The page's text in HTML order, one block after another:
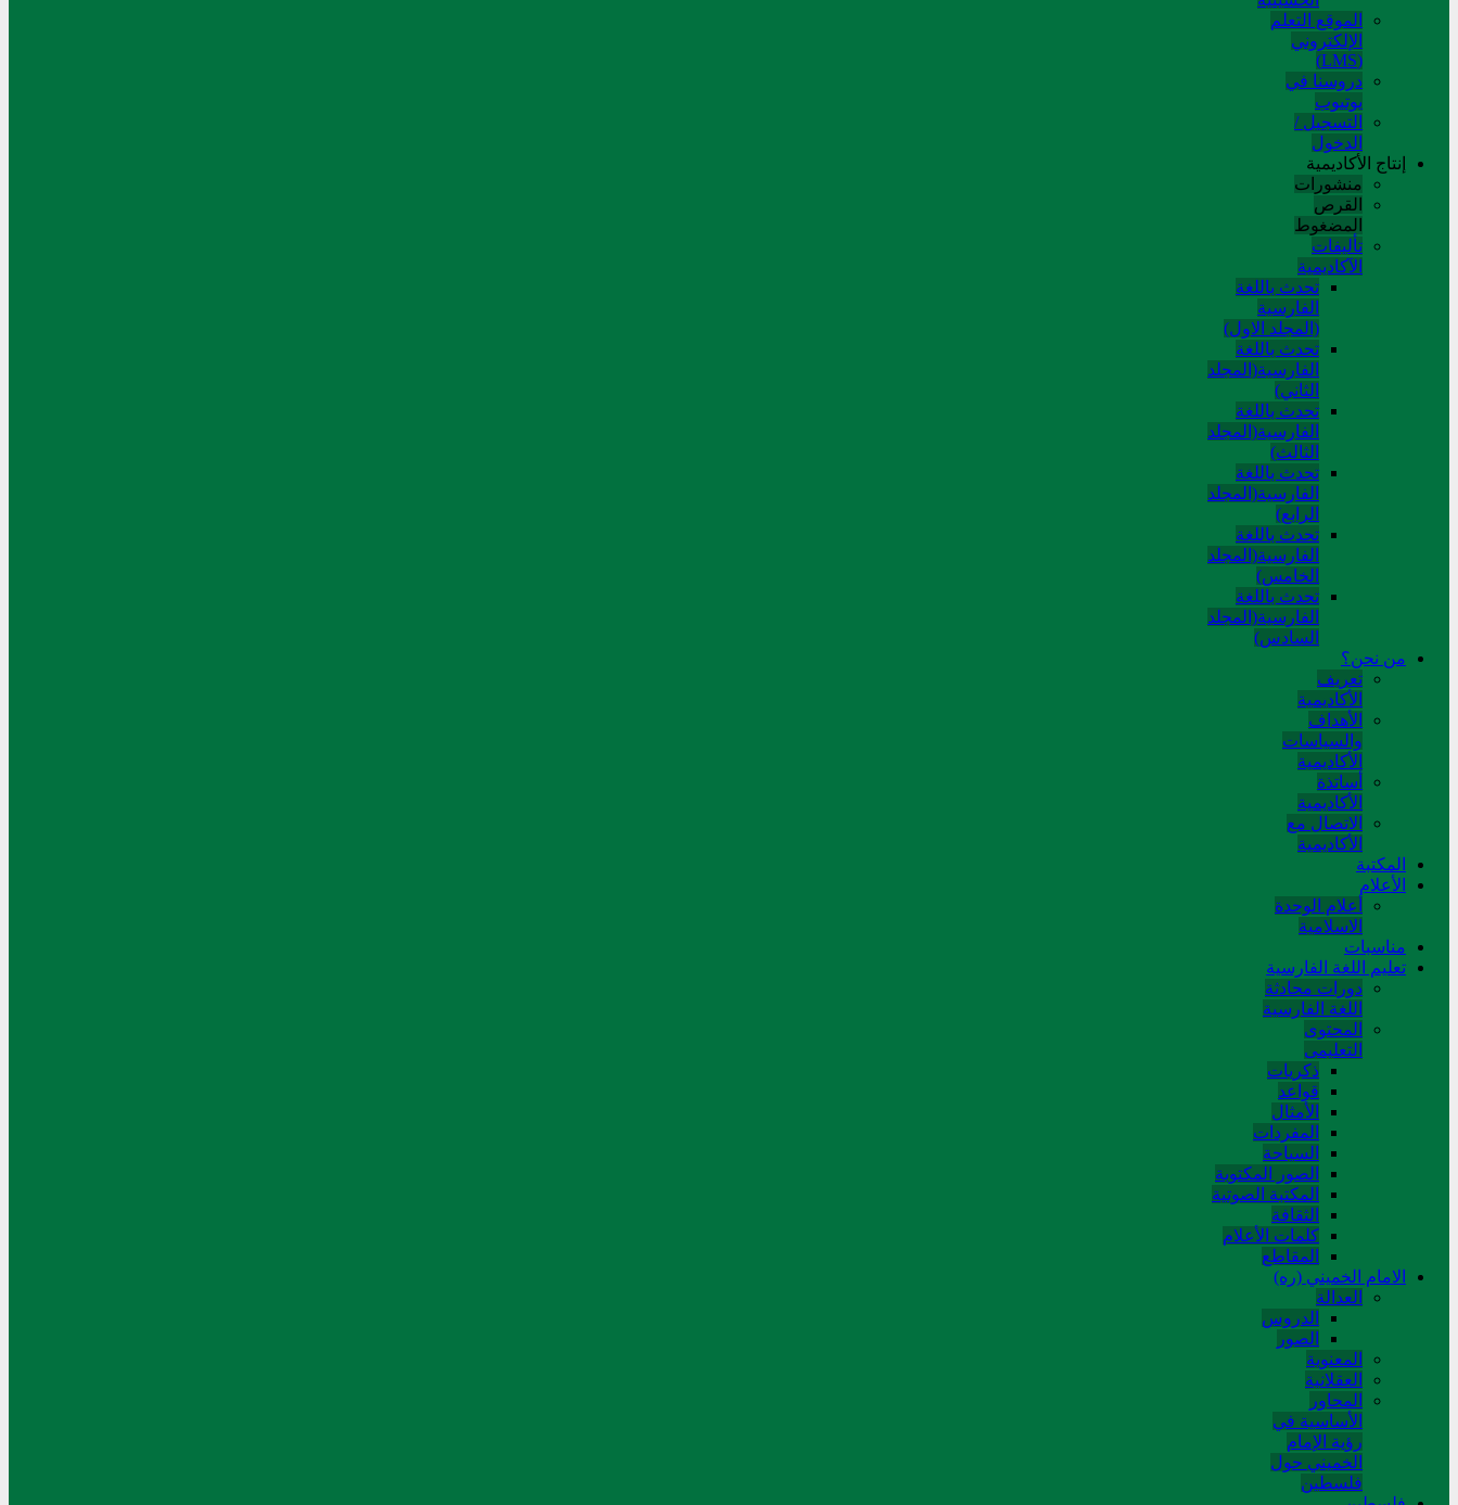
الموقع التعلم
الإلکتروني
(LMS)
دروسنا في
يوتيوب
التسجيل /
الدخول
إنتاج الأكاديمية
منشورات
القرص
المضغوط
تألیفات
الآکادیمیة
تحدث باللغة
الفارسية
(المجلد الاول)
تحدث باللغة
الفارسية(المجلد
الثاني)
تحدث باللغة
الفارسية(المجلد
الثالث)
تحدث باللغة
الفارسية(المجلد
الرابع)
تحدث باللغة
الفارسية(المجلد
الخامس)
تحدث باللغة
الفارسية(المجلد
السادس)
من نحن؟
تعريف
الأكاديمية
الأهداف
والسياسات
الأكاديمية
أساتذة
الأكاديمية
الاتصال مع
الأكاديمية
المکتبة
الأعلام
أعلام الوحدة
الاسلامية
مناسبات
تعلیم اللغة الفارسیة
دورات محادثة
اللغة الفارسیة
المحتوی
التعلیمی
ذکریات
قواعد
الأمثال
المفردات
السیاحة
الصور المکتوبة
المکتبة الصوتیة
الثقافة
کلمات الأعلام
المقاطع
الامام الخميني (ره)
العدالة
الدروس
الصور
المعنوية
العقلانية
المحاور
الأساسیة في
رؤیة الإمام
الخمیني حول
فلسطین